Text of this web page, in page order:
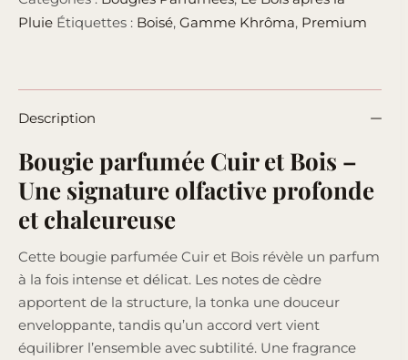
Pluie Étiquettes : Boisé, Gamme Khrôma, Premium
Description
Bougie parfumée Cuir et Bois –
Une signature olfactive profonde
et chaleureuse
Cette bougie parfumée Cuir et Bois révèle un parfum
à la fois intense et délicat. Les notes de cèdre
apportent de la structure, la tonka une douceur
enveloppante, tandis qu’un accord vert vient
équilibrer l’ensemble avec subtilité. Une fragrance